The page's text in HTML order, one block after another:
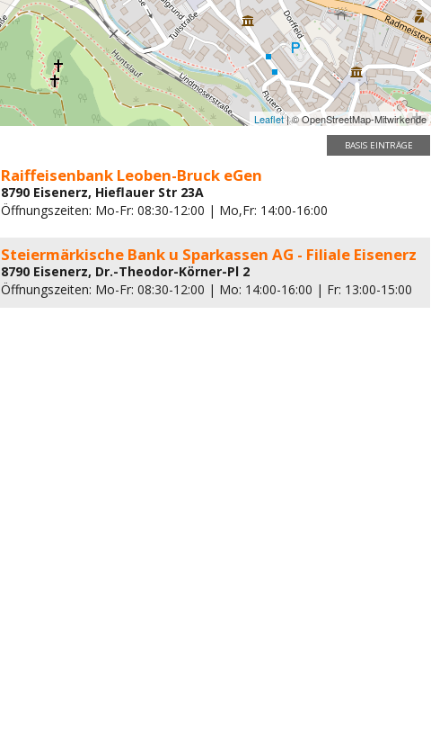
Leaflet| © OpenStreetMap-Mitwirkende
BASIS EINTRÄGE
Raiffeisenbank Leoben-Bruck eGen
8790 Eisenerz, Hieflauer Str 23A
Öffnungszeiten: Mo-Fr: 08:30-12:00 | Mo,Fr: 14:00-16:00
Steiermärkische Bank u Sparkassen AG - Filiale Eisenerz
8790 Eisenerz, Dr.-Theodor-Körner-Pl 2
Öffnungszeiten: Mo-Fr: 08:30-12:00 | Mo: 14:00-16:00 | Fr: 13:00-15:00